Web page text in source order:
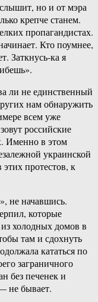
но и от мэра
крепче станем.
пропагандистах.
Кто поумнее,
Заткнусь-ка я
ли не единственный
нам обнаружить
всем уже
российские
Именно в этом
украинской
протестов, к
не начавшись.
которые
холодных домов в
там и сдохнуть
кататься по
заграничного
без печенек и
не бывает.